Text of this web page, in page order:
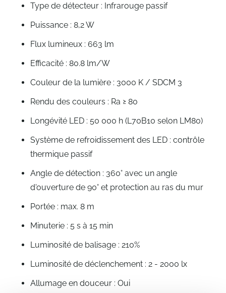
Type de détecteur : Infrarouge passif
Puissance : 8,2 W
Flux lumineux : 663 lm
Efficacité : 80.8 lm/W
Couleur de la lumière : 3000 K / SDCM 3
Rendu des couleurs : Ra ≥ 80
Longévité LED : 50 000 h (L70B10 selon LM80)
Système de refroidissement des LED : contrôle
thermique passif
Angle de détection : 360° avec un angle
d'ouverture de 90° et protection au ras du mur
Portée : max. 8 m
Minuterie : 5 s à 15 min
Luminosité de balisage : 210%
Luminosité de déclenchement : 2 - 2000 lx
Allumage en douceur : Oui